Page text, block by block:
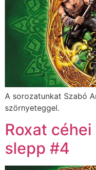
A sorozatunkat Szabó
szörnyeteggel.
Roxat
slepp #4